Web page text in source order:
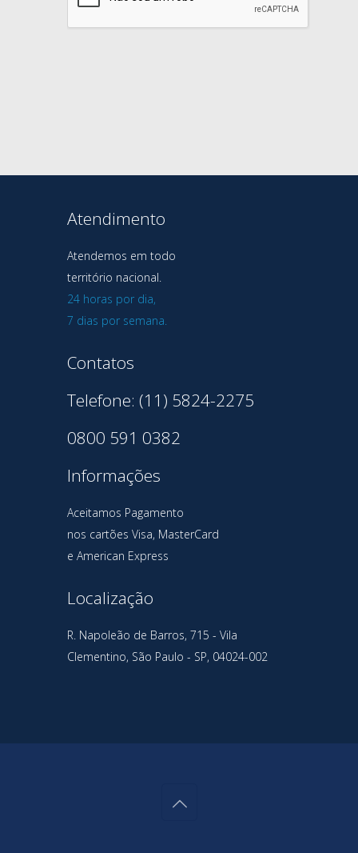
Atendimento
Atendemos em todo
território nacional.
24 horas por dia,
7 dias por semana.
Contatos
Telefone: (11) 5824-2275
0800 591 0382
Informações
Aceitamos Pagamento
nos cartões Visa, MasterCard
e American Express
Localização
R. Napoleão de Barros, 715 - Vila
Clementino, São Paulo - SP, 04024-002